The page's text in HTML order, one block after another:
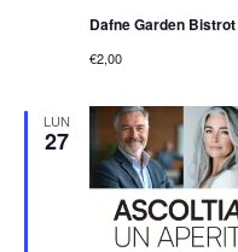
Dafne Garden Bistrot
€2,00
LUN
27